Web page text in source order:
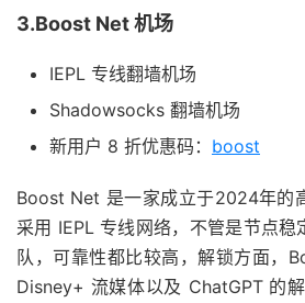
3.Boost Net 机场
IEPL 专线翻墙机场
Shadowsocks 翻墙机场
新用户 8 折优惠码： boost
Boost Net 是一家成立于2024年的
采用 IEPL 专线网络，不管是节点稳
队，可靠性都比较高，解锁方面，
Disney+ 流媒体以及 ChatGPT 的